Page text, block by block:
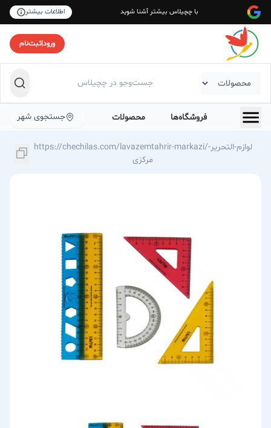
با چچیلاس بیشتر آشنا شوید اطلاعات بیشتر
ورود|ثبت‌نام
فروشگاه‌ها محصولات جستجوی شهر
https://chechilas.com/lavazemtahrir-markazi/لوازم-التحریر-
مرکزی